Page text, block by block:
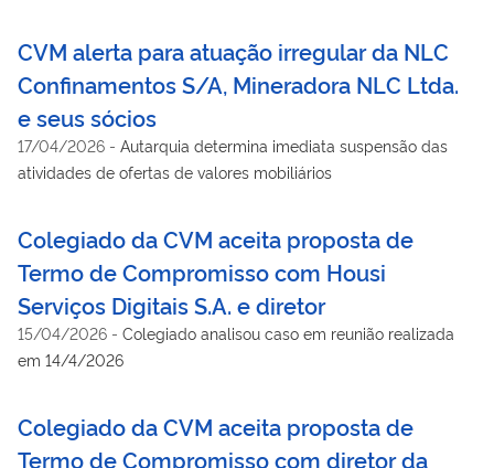
CVM alerta para atuação irregular da NLC
Confinamentos S/A, Mineradora NLC Ltda.
e seus sócios
17/04/2026 - Autarquia determina imediata suspensão das
atividades de ofertas de valores mobiliários
Colegiado da CVM aceita proposta de
Termo de Compromisso com Housi
Serviços Digitais S.A. e diretor
15/04/2026 - Colegiado analisou caso em reunião realizada
em 14/4/2026
Colegiado da CVM aceita proposta de
Termo de Compromisso com diretor da